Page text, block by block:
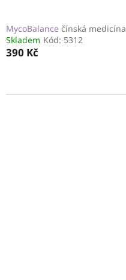
MycoBalance čínská medicína
Skladem Kód: 5312
390 Kč